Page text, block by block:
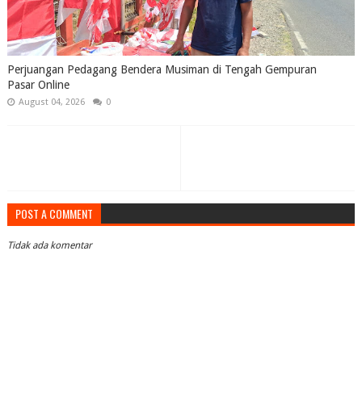
Perjuangan Pedagang Bendera Musiman di Tengah Gempuran
Pasar Online
August 04, 2026 0
POST A COMMENT
Tidak ada komentar